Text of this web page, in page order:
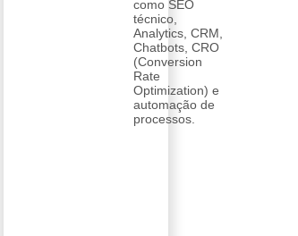
como SEO
técnico,
Analytics, CRM,
Chatbots, CRO
(Conversion
Rate
Optimization) e
automação de
processos.